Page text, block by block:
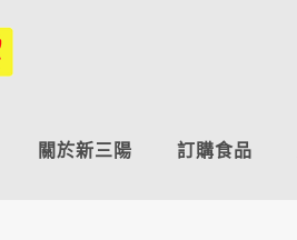
關於新三陽 訂購食品